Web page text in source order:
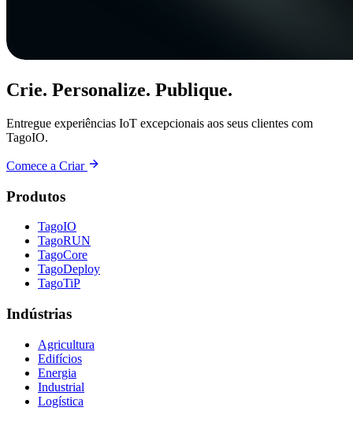
Crie. Personalize. Publique.
Entregue experiências IoT excepcionais aos seus clientes com
TagoIO.
Comece a Criar
Produtos
TagoIO
TagoRUN
TagoCore
TagoDeploy
TagoTiP
Indústrias
Agricultura
Edifícios
Energia
Industrial
Logística